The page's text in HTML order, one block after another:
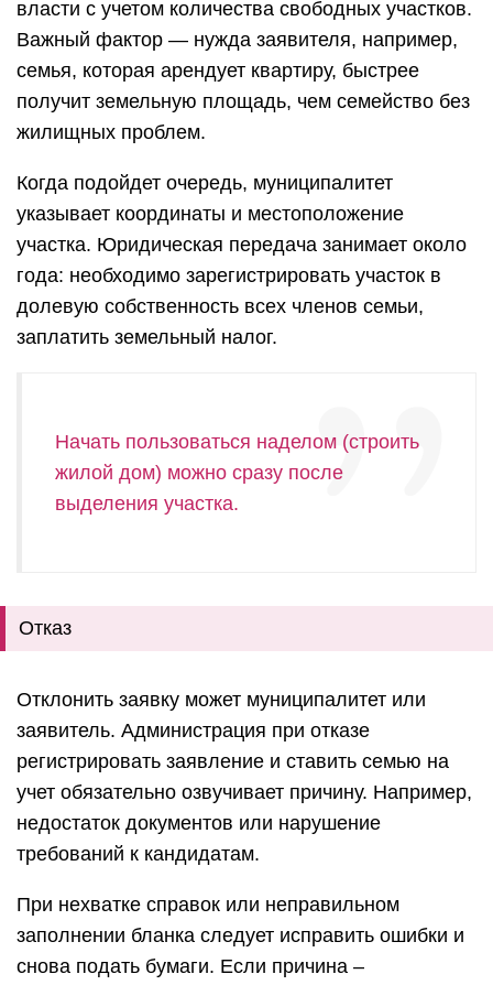
власти с учетом количества свободных участков.
Важный фактор — нужда заявителя, например,
семья, которая арендует квартиру, быстрее
получит земельную площадь, чем семейство без
жилищных проблем.
Когда подойдет очередь, муниципалитет
указывает координаты и местоположение
участка. Юридическая передача занимает около
года: необходимо зарегистрировать участок в
долевую собственность всех членов семьи,
заплатить земельный налог.
Начать пользоваться наделом (строить
жилой дом) можно сразу после
выделения участка.
Отказ
Отклонить заявку может муниципалитет или
заявитель. Администрация при отказе
регистрировать заявление и ставить семью на
учет обязательно озвучивает причину. Например,
недостаток документов или нарушение
требований к кандидатам.
При нехватке справок или неправильном
заполнении бланка следует исправить ошибки и
снова подать бумаги. Если причина –